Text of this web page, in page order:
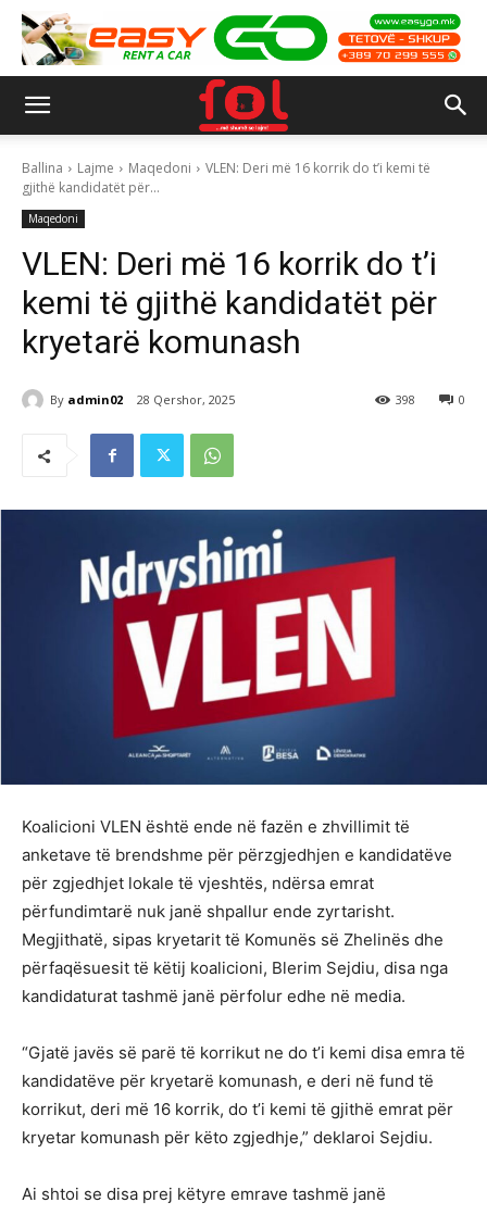
Ballina Lajme Maqedoni
VLEN: Deri më 16 korrik do t’i kemi të
gjithë kandidatët për...
Maqedoni
VLEN: Deri më 16 korrik do t’i
kemi të gjithë kandidatët për
kryetarë komunash
By admin02 28 Qershor, 2025 0
398
Koalicioni VLEN është ende në fazën e zhvillimit të
anketave të brendshme për përzgjedhjen e kandidatëve
për zgjedhjet lokale të vjeshtës, ndërsa emrat
përfundimtarë nuk janë shpallur ende zyrtarisht.
Megjithatë, sipas kryetarit të Komunës së Zhelinës dhe
përfaqësuesit të këtij koalicioni, Blerim Sejdiu, disa nga
kandidaturat tashmë janë përfolur edhe në media.
“Gjatë javës së parë të korrikut ne do t’i kemi disa emra të
kandidatëve për kryetarë komunash, e deri në fund të
korrikut, deri më 16 korrik, do t’i kemi të gjithë emrat për
kryetar komunash për këto zgjedhje,” deklaroi Sejdiu.
Ai shtoi se disa prej këtyre emrave tashmë janë